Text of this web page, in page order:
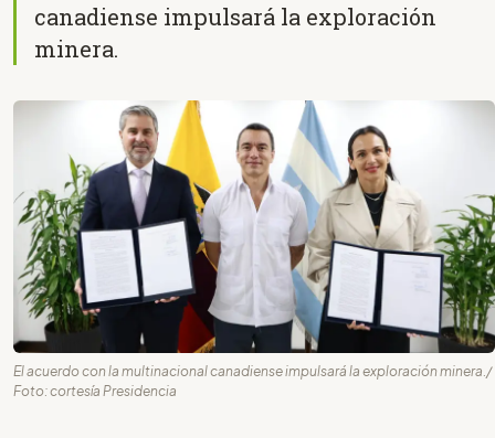
canadiense impulsará la exploración
minera.
El acuerdo con la multinacional canadiense impulsará la exploración minera./
Foto: cortesía Presidencia